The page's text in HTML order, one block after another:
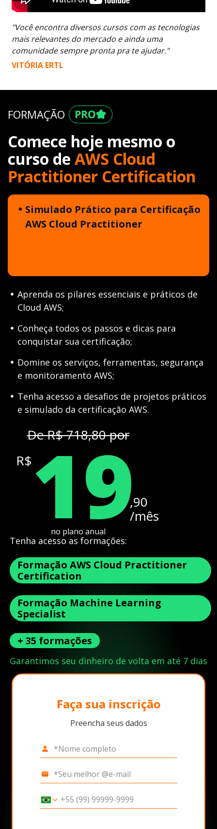
"Você encontra diversos cursos com as tecnologias
mais relevantes do mercado e ainda uma
comunidade sempre pronta pra te ajudar."
VITÓRIA ERTL
FORMAÇÃO
Comece hoje mesmo o
curso de AWS Cloud
Practitioner Certification
Simulado Prático para Certificação
AWS Cloud Practitioner
Aprenda os pilares essenciais e práticos de
Cloud AWS;
Conheça todos os passos e dicas para
conquistar sua certificação;
Domine os serviços, ferramentas, segurança
e monitoramento AWS;
Tenha acesso a desafios de projetos práticos
e simulado da certificação AWS.
De R$ 718,80 por
R$ 19,90
/mês
no plano anual
Tenha acesso as formações:
Formação AWS Cloud Practitioner
Certification
Formação Machine Learning
Specialist
+ 35 formações
Garantimos seu dinheiro de volta em até 7 dias
Faça sua inscrição
Preencha seus dados